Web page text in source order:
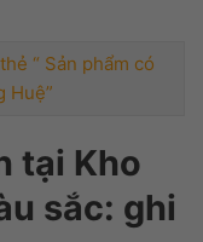
“ Sản phẩm có
Huệ”
tại Kho
sắc: ghi